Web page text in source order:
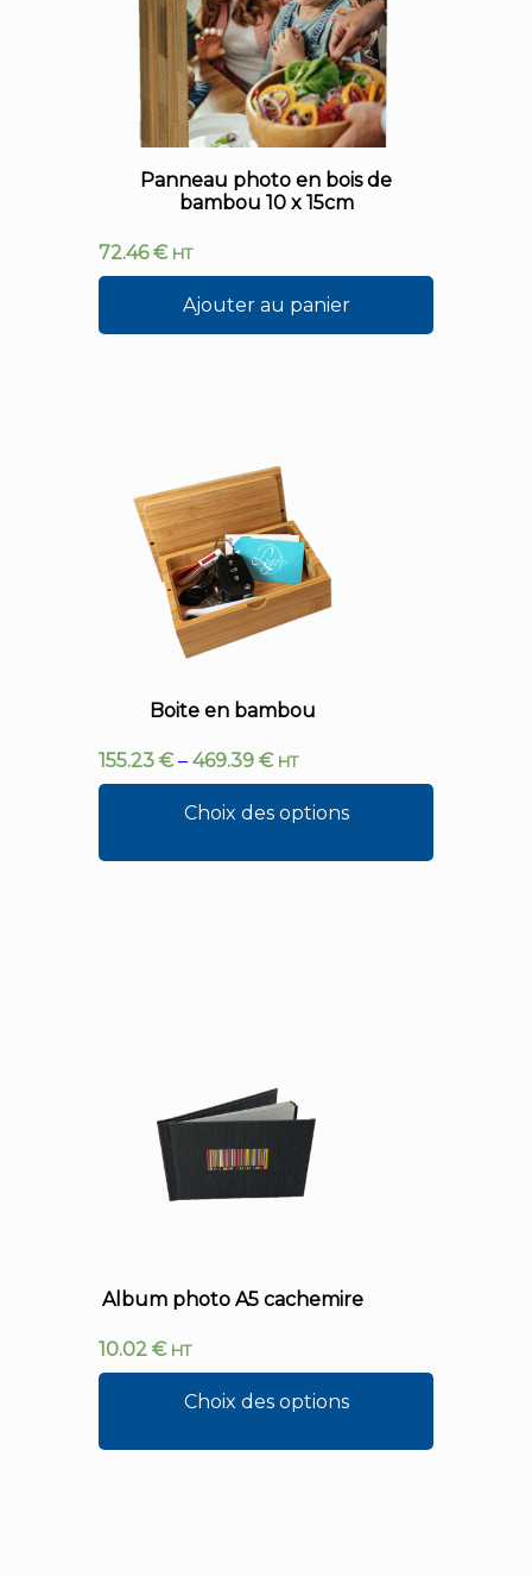
Panneau photo en bois de
bambou 10 x 15cm
72.46€ HT
Ajouter au panier
Boite en bambou
155.23 €– 469.39 € HT
Choix des options
Album photo A5 cachemire
10.02 € HT
Choix des options